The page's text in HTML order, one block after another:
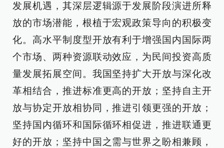
发展机遇，其深层逻辑源于发展阶段演进所释
放的市场潜能，根植于宏观政策导向的积极变
化。高水平制度型开放有利于增强国内国际两
个市场、两种资源联动效应，为民间投资高质
量发展拓展空间。我国坚持扩大开放与深化改
革相结合，推进标准更高的开放；坚持自主开
放与协定开放相协同，推进引领更强的开放；
坚持国内循环和国际循环相促进，推进联通更
好的开放；坚持中国之需与世界之盼相兼顾，